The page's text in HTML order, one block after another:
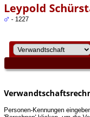
Leypold
- 1227
Personen-Kennungen